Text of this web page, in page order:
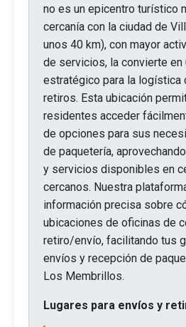
no es un epicentro turístico
cercanía con la ciudad de
unos 40 km), con mayor
de servicios, la convierte en
estratégico para la logística
retiros. Esta ubicación
residentes acceder
de opciones para sus
de paquetería,
y servicios disponibles en
cercanos. Nuestra
información precisa sobre
ubicaciones de oficinas de
retiro/envío, facilitando tus
envíos y recepción de
Los Membrillos.
Lugares para envíos y